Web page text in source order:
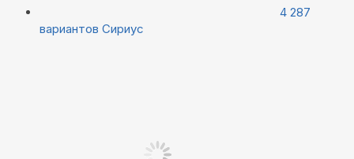
4 287
вариантов Сириус